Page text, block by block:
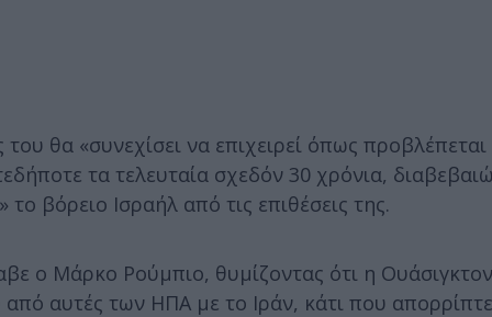
θα «συνεχίσει να επιχειρεί όπως προβλέπεται
τα τελευταία σχεδόν 30 χρόνια,
βόρειο Ισραήλ από τις επιθέσεις της.
ο Μάρκο Ρούμπιο, θυμίζοντας ότι η Ουάσιγκτον
αυτές των ΗΠΑ με το Ιράν, κάτι που